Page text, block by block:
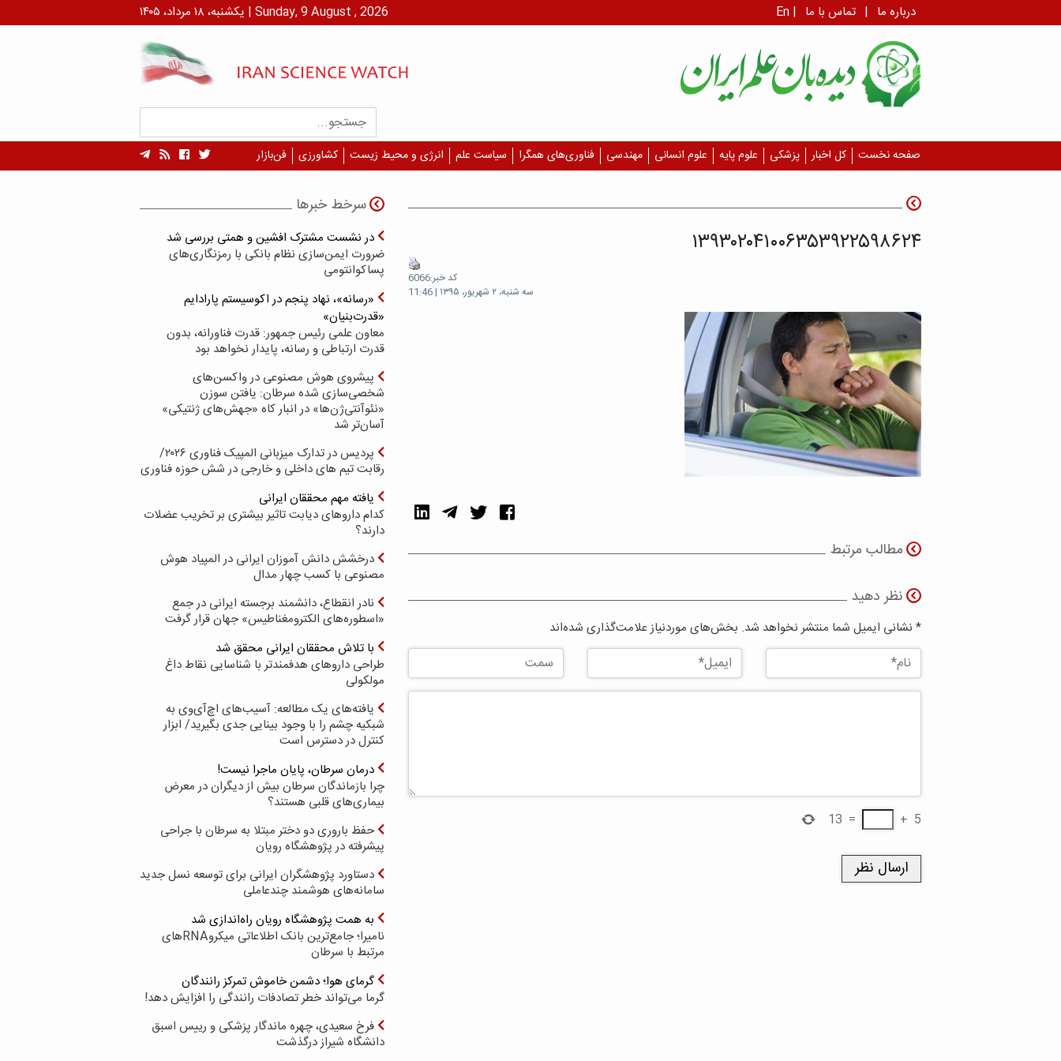
یکشنبه، ۱۸ مرداد، ۱۴۰۵ | Sunday, 9 August , 2026 En | درباره ما | تماس با ما
صفحه نخست کل اخبار پزشکی علوم پایه علوم انسانی مهندسی فناوری‌های همگرا سیاست علم انرژی و محیط زیست کشاورزی فن‌بازار
۱۳۹۳۰۲۰۴۱۰۰۶۳۵۳۹۲۲۵۹۸۶۲۴
کد خبر:6066
سه شنبه، ۲ شهریور، ۱۳۹۵ | 11:46
مطالب مرتبط
نظر دهید
* نشانی ایمیل شما منتشر نخواهد شد. بخش‌های موردنیاز علامت‌گذاری شده‌اند
5
+
=
13
سرخط خبرها
در نشست مشترک افشین و همتی بررسی شد
ضرورت ایمن‌سازی نظام بانکی با رمزنگاری‌های
پسا‌کوانتومی
«رسانه»، نهاد پنجم در اکوسیستم پارادایم
«قدرت‌بنیان»
معاون علمی رئیس جمهور: قدرت فناورانه، بدون
قدرت ارتباطی و رسانه، پایدار نخواهد بود
پیشروی هوش مصنوعی در واکسن‌های
شخصی‌سازی شده سرطان: یافتن سوزن
«نئوآنتی‌ژن‌ها» در انبار کاه «جهش‌های ژنتیکی»
آسان‌تر شد
پردیس در تدارک میزبانی المپیک فناوری ۲۰۲۶/
رقابت تیم های داخلی و خارجی در شش حوزه فناوری
یافته مهم محققان ایرانی
کدام داروهای دیابت تاثیر بیشتری بر تخریب عضلات
دارند؟
درخشش دانش آموزان ایرانی در المپیاد هوش
مصنوعی با کسب چهار مدال
نادر انقطاع، دانشمند برجسته ایرانی در جمع
«اسطوره‌های الکترومغناطیس» جهان قرار گرفت
با تلاش محققان ایرانی محقق شد
طراحی داروهای هدفمندتر با شناسایی نقاط داغ
مولکولی
یافته‌های یک مطالعه: آسیب‌های اچ‌آی‌وی به
شبکیه چشم را با وجود بینایی جدی بگیرید/ ابزار
کنترل در دسترس است
درمان سرطان، پایان ماجرا نیست!
چرا بازماندگان سرطان بیش از دیگران در معرض
بیماری‌های قلبی هستند؟
حفظ باروری دو دختر مبتلا به سرطان با جراحی
پیشرفته در پژوهشگاه رویان
دستاورد پژوهشگران ایرانی برای توسعه نسل جدید
سامانه‌های هوشمند چندعاملی
به همت پژوهشگاه رویان راه‌اندازی شد
نامیرا؛ جامع‌ترین بانک اطلاعاتی میکروRNAهای
مرتبط با سرطان
گرمای هوا؛ دشمن خاموش تمرکز رانندگان
گرما می‌تواند خطر تصادفات رانندگی را افزایش دهد!
فرخ سعیدی، چهره ماندگار پزشکی و رییس اسبق
دانشگاه شیراز درگذشت